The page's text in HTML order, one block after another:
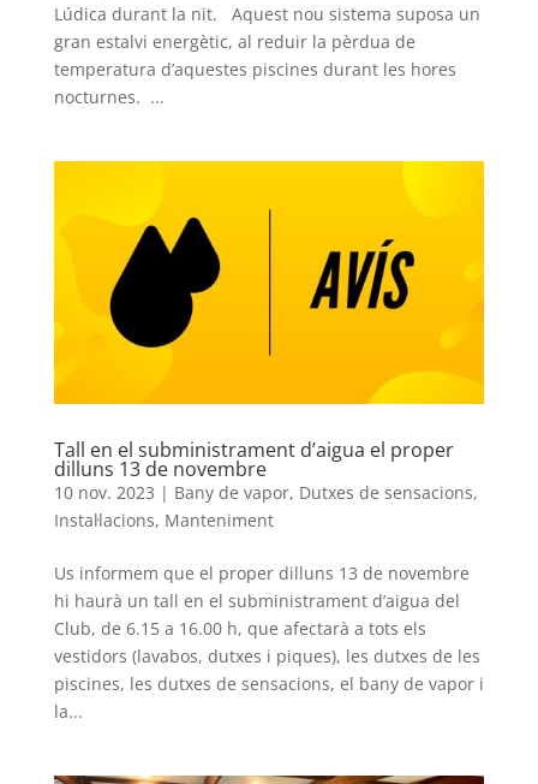
Lúdica durant la nit. Aquest nou sistema suposa un
gran estalvi energètic, al reduir la pèrdua de
temperatura d’aquestes piscines durant les hores
nocturnes. ...
Tall en el subministrament d’aigua el proper
dilluns 13 de novembre
10 nov. 2023 | Bany de vapor, Dutxes de sensacions,
Instal·lacions, Manteniment
Us informem que el proper dilluns 13 de novembre
hi haurà un tall en el subministrament d’aigua del
Club, de 6.15 a 16.00 h, que afectarà a tots els
vestidors (lavabos, dutxes i piques), les dutxes de les
piscines, les dutxes de sensacions, el bany de vapor i
la...